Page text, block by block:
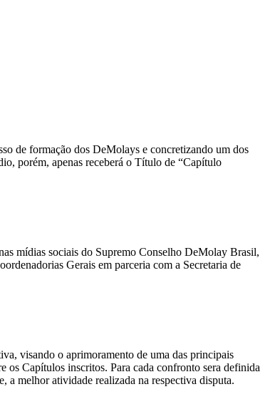
de formação dos DeMolays e concretizando um dos
porém, apenas receberá o Título de “Capítulo
mídias sociais do Supremo Conselho DeMolay Brasil,
Gerais em parceria com a Secretaria de
visando o aprimoramento de uma das principais
os Capítulos inscritos. Para cada confronto sera definida
a melhor atividade realizada na respectiva disputa.